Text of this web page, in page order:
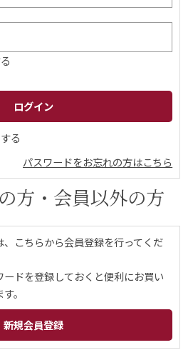
案内
ギフトサービス
について
い合わせ
12-2486
間】8:30～17:30
祝日／土曜は不定休
せフォームはこちら
る
パスワードをお忘れの方はこちら
方・会員以外の方
こちらから会員登録を行ってくだ
ドを登録しておくと便利にお買い
。